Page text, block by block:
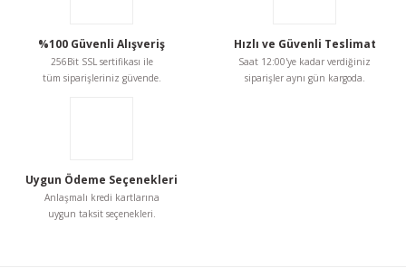
Ürün açıklamasında eksik bilgiler bulunuyor.
Ürün bilgilerinde hatalar bulunuyor.
%100 Güvenli Alışveriş
256Bit SSL sertifikası ile
tüm siparişleriniz güvende.
Hızlı ve Güvenli Teslimat
Saat 12:00'ye kadar verdiğiniz
siparişler aynı gün kargoda.
Uygun Ödeme Seçenekleri
Anlaşmalı kredi kartlarına
uygun taksit seçenekleri.